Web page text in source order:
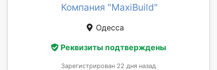
Компания "MaxiBuild"
Одесса
Реквизиты подтверждены
Зарегистрирован 22 дня назад